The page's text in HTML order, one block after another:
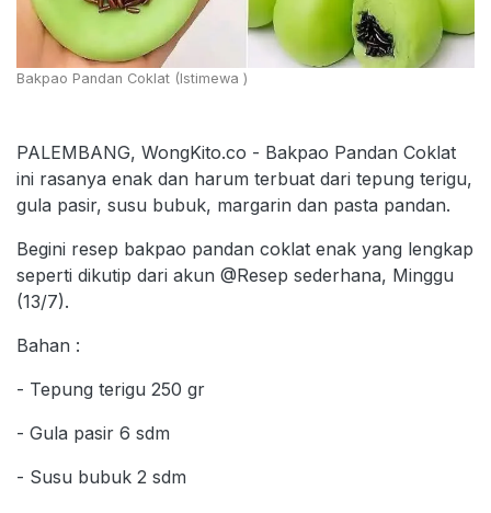
Bakpao Pandan Coklat (Istimewa )
PALEMBANG, WongKito.co - Bakpao Pandan Coklat
ini rasanya enak dan harum terbuat dari tepung terigu,
gula pasir, susu bubuk, margarin dan pasta pandan.
Begini resep bakpao pandan coklat enak yang lengkap
seperti dikutip dari akun @Resep sederhana, Minggu
(13/7).
Bahan :
- Tepung terigu 250 gr
- Gula pasir 6 sdm
- Susu bubuk 2 sdm